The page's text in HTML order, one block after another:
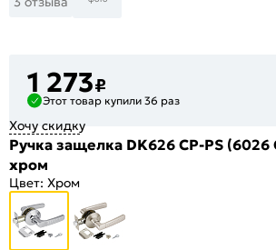
1 273₽
Этот товар купили 36 раз
Хочу скидку
Ручка защелка DK626 CP-PS (6026
хром
Цвет: Хром